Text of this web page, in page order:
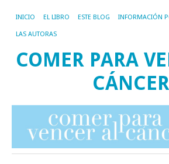
INICIO EL LIBRO ESTE BLOG INFORMACIÓN
LAS AUTORAS
COMER PARA
CÁNCER